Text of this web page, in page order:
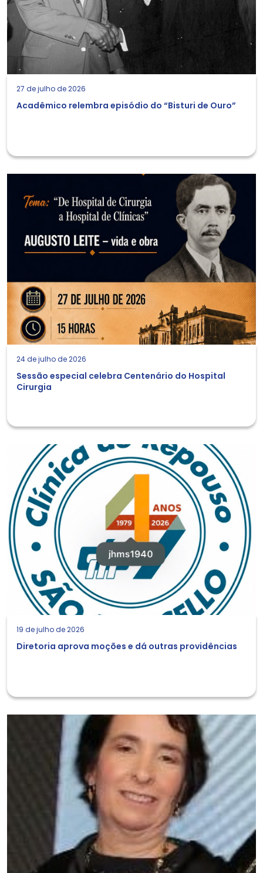
27 de julho de 2026
Acadêmico relembra episódio do “Bisturi de Ouro”
24 de julho de 2026
Sessão especial celebra Centenário do Hospital
Cirurgia
19 de julho de 2026
Diretoria aprova moções e dá outras providências